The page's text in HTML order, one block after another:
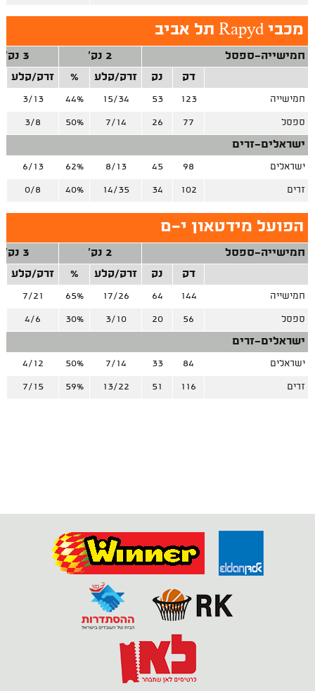
מכבי Rapyd תל אביב
חמישייה-ספסל 2 נק'
3 נק'
דק
נק זרק/קלע % זרק/קלע
חמישייה 123
53
15/34
44%
3/13
ספסל 77
26
7/14
50%
3/8
ישראלים-זרים
ישראלים 98
45
8/13
62%
6/13
זרים 102
34
14/35
40%
0/8
הפועל מידטאון י-ם
חמישייה-ספסל 2 נק'
3 נק'
דק
נק זרק/קלע % זרק/קלע
חמישייה 144
64
17/26
65%
7/21
ספסל 56
20
3/10
30%
4/6
ישראלים-זרים
ישראלים 84
33
7/14
50%
4/12
זרים 116
51
13/22
59%
7/15